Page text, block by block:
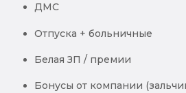
ДМС
Отпуска + больничные
Белая ЗП / премии
Бонусы от компании